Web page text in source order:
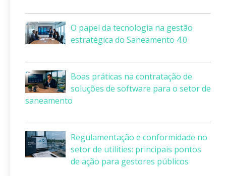
O papel da tecnologia na gestão
estratégica do Saneamento 4.0
Boas práticas na contratação de
soluções de software para o setor de
saneamento
Regulamentação e conformidade no
setor de utilities: principais pontos
de ação para gestores públicos